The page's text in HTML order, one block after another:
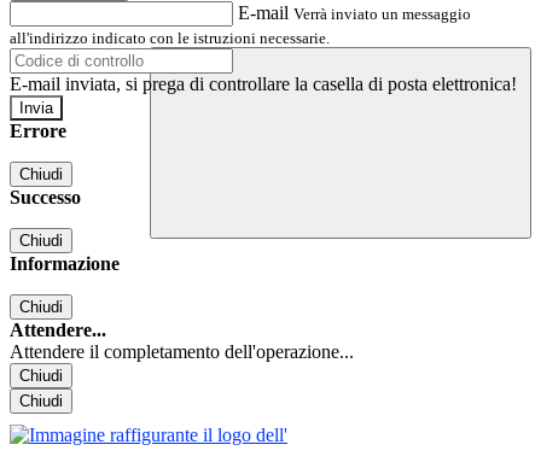
E-mail Verrà inviato un messaggio
all'indirizzo indicato con le istruzioni necessarie.
E-mail inviata, si prega di controllare la casella di posta elettronica!
Errore
Chiudi
Successo
Chiudi
Informazione
Chiudi
Attendere...
Attendere il completamento dell'operazione...
Chiudi
Chiudi